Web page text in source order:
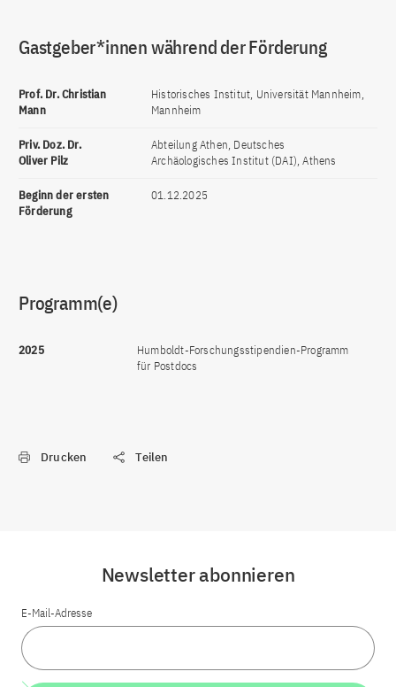
Gastgeber*innen während der Förderung
Prof. Dr. Christian
Mann
Historisches Institut, Universität Mannheim,
Mannheim
Priv. Doz. Dr.
Oliver Pilz
Abteilung Athen, Deutsches
Archäologisches Institut (DAI), Athens
Beginn der ersten
Förderung
01.12.2025
Programm(e)
2025
Humboldt-Forschungsstipendien-Programm
für Postdocs
Drucken Teilen
Newsletter abonnieren
E-Mail-Adresse